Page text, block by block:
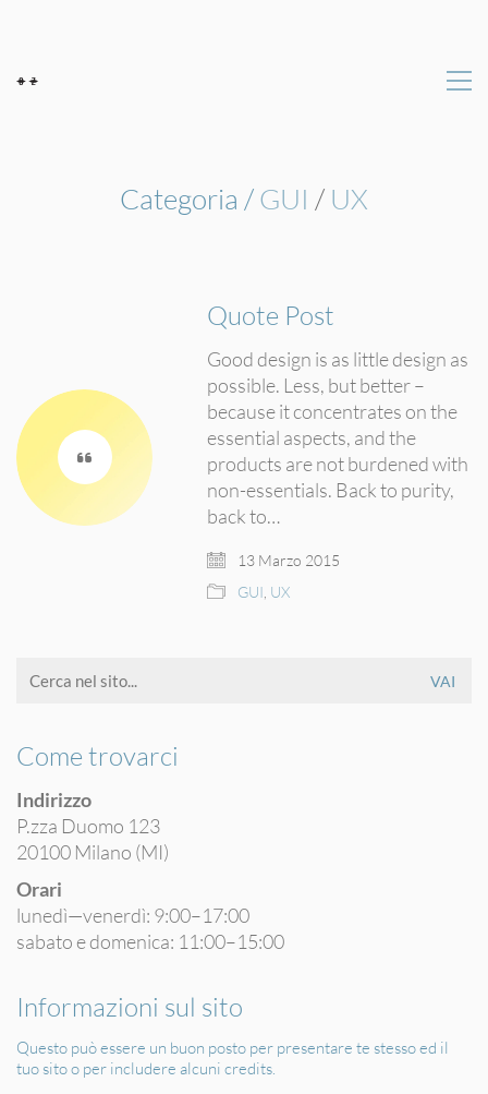
Categoria /GUI / UX
Quote Post
Good design is as little design as
possible. Less, but better –
because it concentrates on the
essential aspects, and the
products are not burdened with
non-essentials. Back to purity,
back to…
13 Marzo 2015
GUI UX
per:
Come trovarci
Indirizzo
P.zza Duomo 123
20100 Milano (MI)
Orari
lunedì—venerdì: 9:00–17:00
sabato e domenica: 11:00–15:00
Informazioni sul sito
Questo può essere un buon posto per presentare te stesso ed il
tuo sito o per includere alcuni credits.